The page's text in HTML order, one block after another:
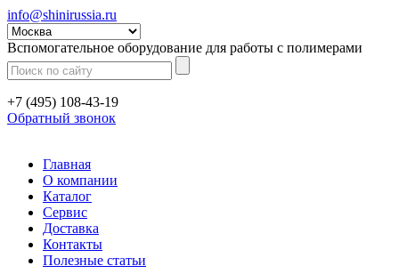
info@shinirussia.ru
Вспомогательное оборудование для работы с полимерами
+7 (495) 108-43-19
Обратный звонок
Главная
О компании
Каталог
Сервис
Доставка
Контакты
Полезные статьи